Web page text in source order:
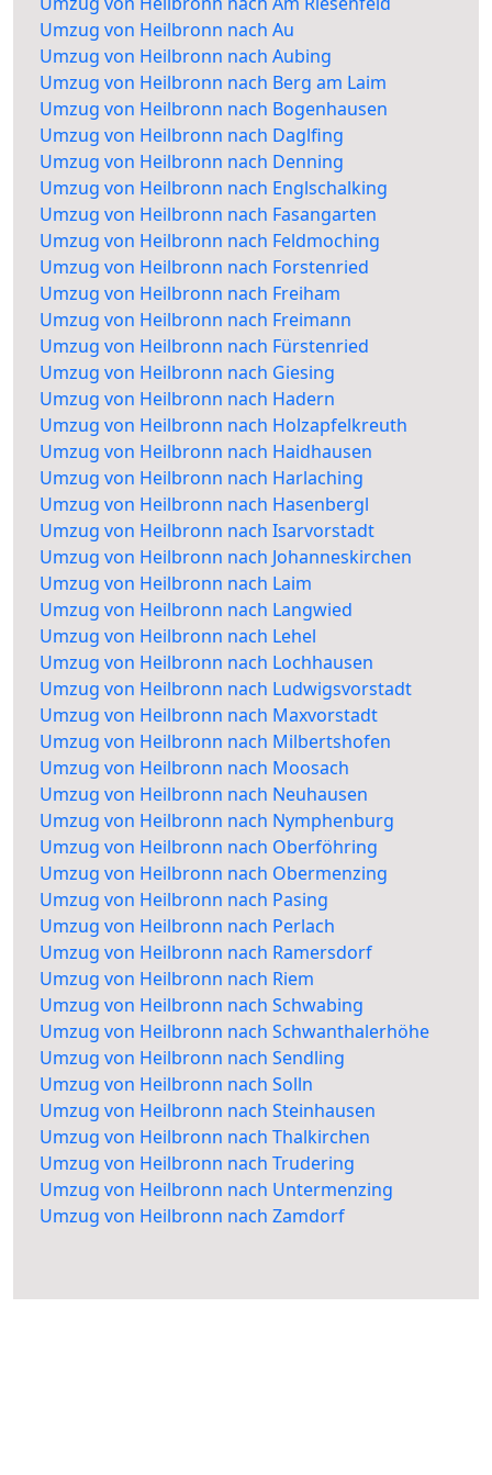
Umzug von Heilbronn nach Au
Umzug von Heilbronn nach Aubing
Umzug von Heilbronn nach Berg am Laim
Umzug von Heilbronn nach Bogenhausen
Umzug von Heilbronn nach Daglfing
Umzug von Heilbronn nach Denning
Umzug von Heilbronn nach Englschalking
Umzug von Heilbronn nach Fasangarten
Umzug von Heilbronn nach Feldmoching
Umzug von Heilbronn nach Forstenried
Umzug von Heilbronn nach Freiham
Umzug von Heilbronn nach Freimann
Umzug von Heilbronn nach Fürstenried
Umzug von Heilbronn nach Giesing
Umzug von Heilbronn nach Hadern
Umzug von Heilbronn nach Holzapfelkreuth
Umzug von Heilbronn nach Haidhausen
Umzug von Heilbronn nach Harlaching
Umzug von Heilbronn nach Hasenbergl
Umzug von Heilbronn nach Isarvorstadt
Umzug von Heilbronn nach Johanneskirchen
Umzug von Heilbronn nach Laim
Umzug von Heilbronn nach Langwied
Umzug von Heilbronn nach Lehel
Umzug von Heilbronn nach Lochhausen
Umzug von Heilbronn nach Ludwigsvorstadt
Umzug von Heilbronn nach Maxvorstadt
Umzug von Heilbronn nach Milbertshofen
Umzug von Heilbronn nach Moosach
Umzug von Heilbronn nach Neuhausen
Umzug von Heilbronn nach Nymphenburg
Umzug von Heilbronn nach Oberföhring
Umzug von Heilbronn nach Obermenzing
Umzug von Heilbronn nach Pasing
Umzug von Heilbronn nach Perlach
Umzug von Heilbronn nach Ramersdorf
Umzug von Heilbronn nach Riem
Umzug von Heilbronn nach Schwabing
Umzug von Heilbronn nach Schwanthalerhöhe
Umzug von Heilbronn nach Sendling
Umzug von Heilbronn nach Solln
Umzug von Heilbronn nach Steinhausen
Umzug von Heilbronn nach Thalkirchen
Umzug von Heilbronn nach Trudering
Umzug von Heilbronn nach Untermenzing
Umzug von Heilbronn nach Zamdorf